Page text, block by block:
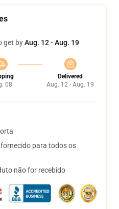
get byAug. 12 - Aug. 19
08
Delivered
Aug. 12 - Aug. 19
para todos os
não for recebido